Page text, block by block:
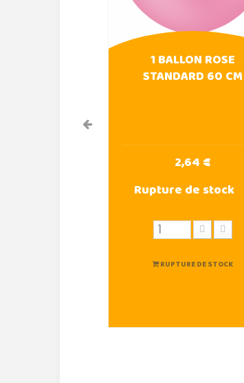
1 BALLON ROSE
STANDARD 60 CM
2,64 €
Rupture de stock
RUPTURE DE STOCK